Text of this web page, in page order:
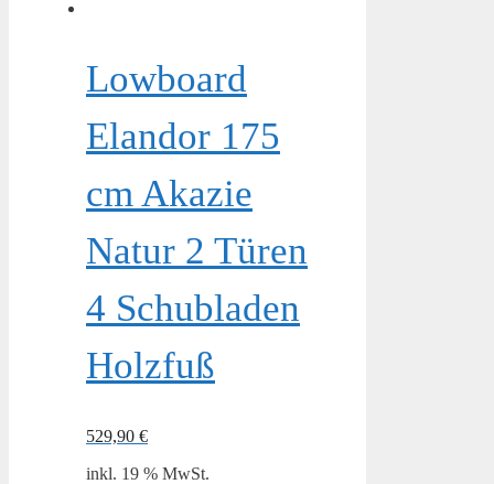
Lowboard
Elandor 175
cm Akazie
Natur 2 Türen
4 Schubladen
Holzfuß
529,90 €
inkl. 19 % MwSt.